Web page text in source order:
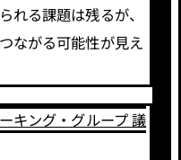
れる課題は残るが、
ながる可能性が見え
キング・グループ 議